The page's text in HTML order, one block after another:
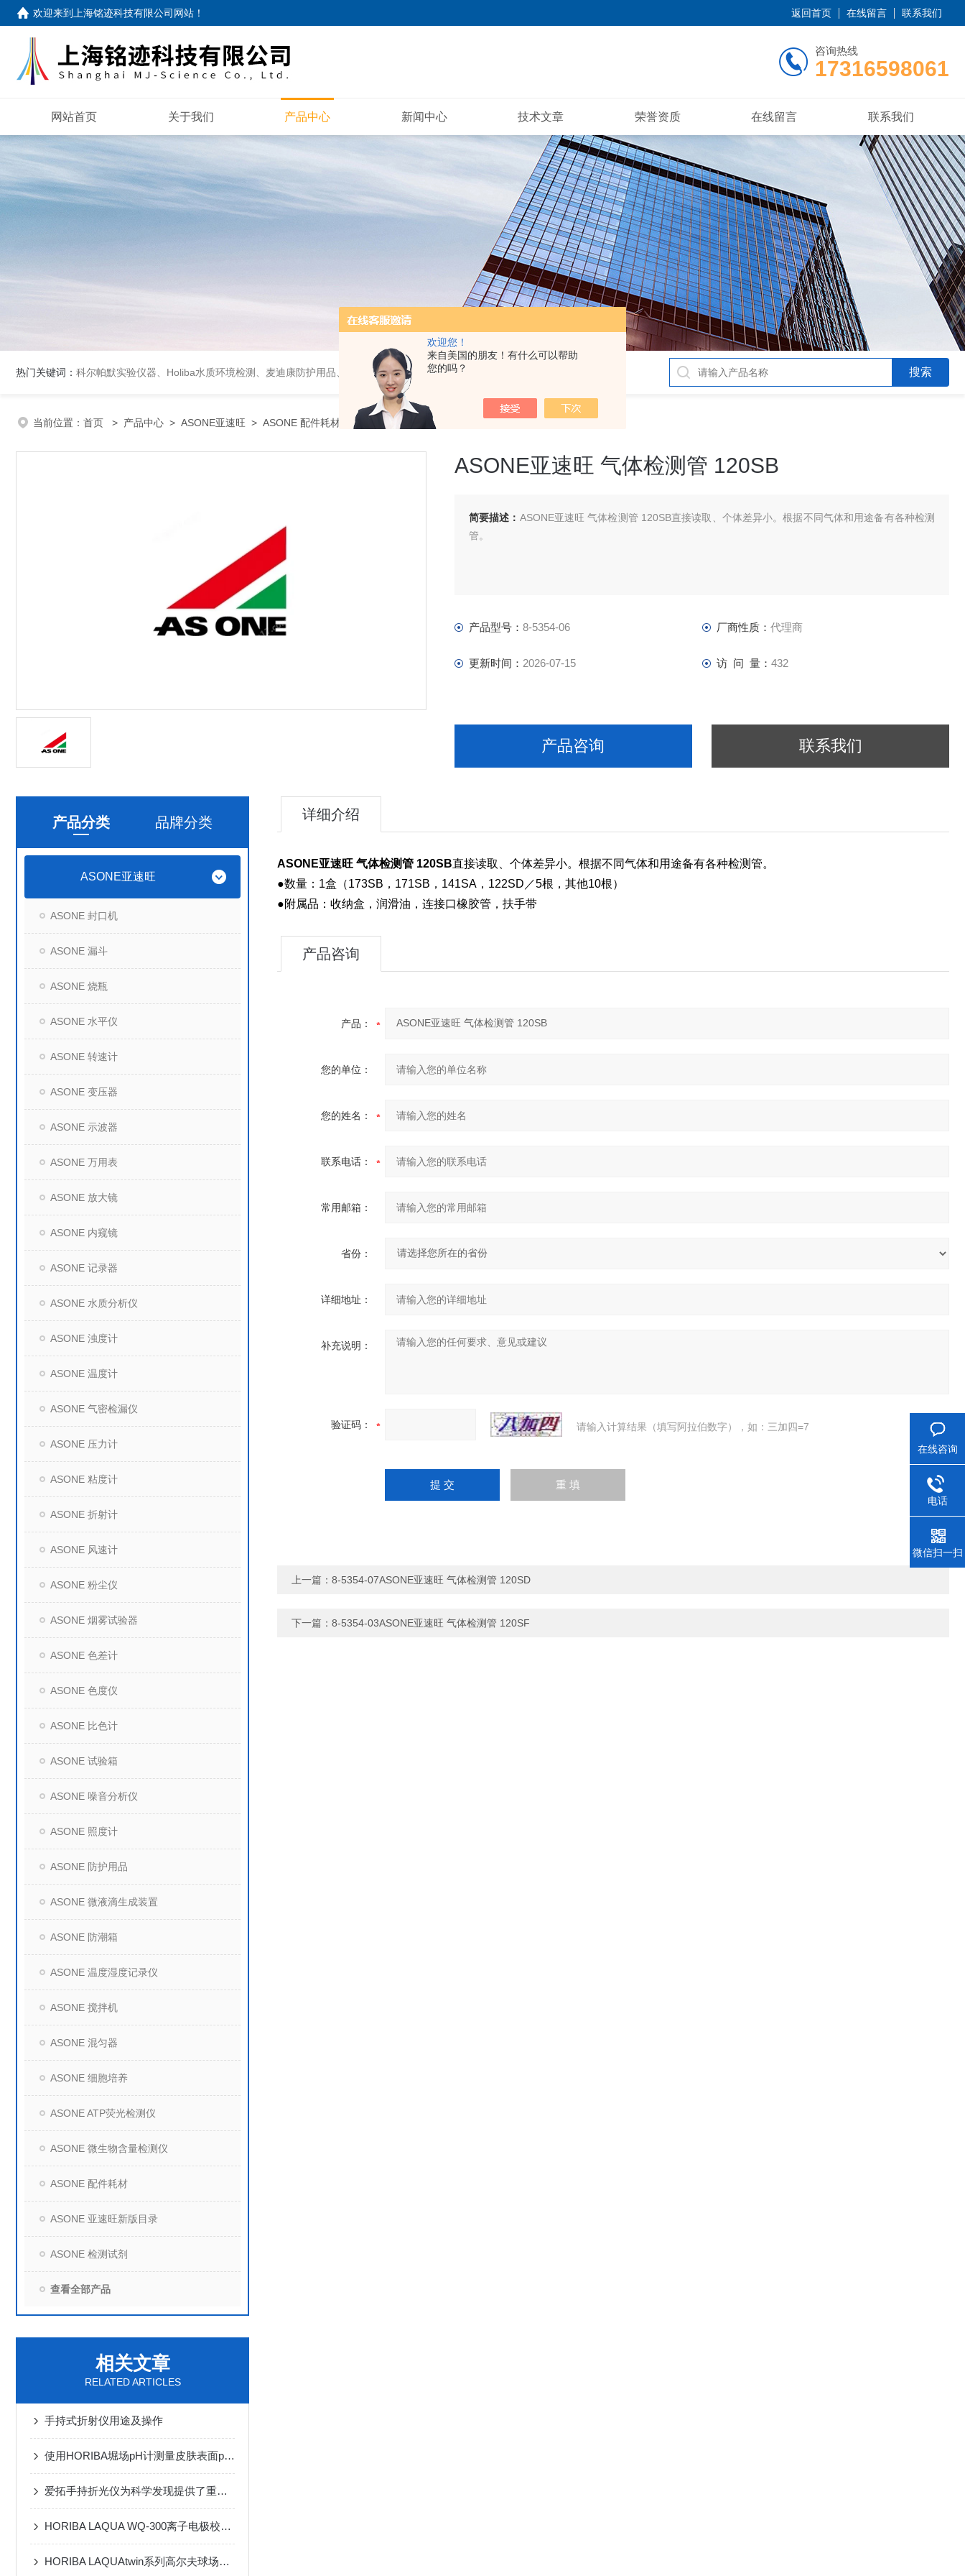
欢迎您！
来自美国的朋友！有什么可以帮助
您的吗？
欢迎来到 上海铭迹科技有限公司网站 ！ 返回首页 在线留言 联系我们
咨询热线
17316598061
网站首页 关于我们 产品中心 新闻中心 技术文章 荣誉资质 在线留言 联系我们
热门关键词： 科尔帕默实验仪器、Holiba水质环境检测、麦迪康防护用品、wiggens实验仪器，摇床、磁力搅拌器，电子天平
当前位置： 首页 > 产品中心 > ASONE亚速旺 > ASONE 配件耗材 > 8-5354-06ASONE亚速旺 气体检测管 120SB
ASONE亚速旺 气体检测管 120SB
简要描述： ASONE亚速旺 气体检测管 120SB直接读取、个体差异小。根据不同气体和用途备有各种检测
管。
产品型号： 8-5354-06 厂商性质： 代理商
更新时间： 2026-07-15 访 问 量： 432
产品咨询 联系我们
产品分类 品牌分类
ASONE亚速旺
ASONE 封口机
ASONE 漏斗
ASONE 烧瓶
ASONE 水平仪
ASONE 转速计
ASONE 变压器
ASONE 示波器
ASONE 万用表
ASONE 放大镜
ASONE 内窥镜
ASONE 记录器
ASONE 水质分析仪
ASONE 浊度计
ASONE 温度计
ASONE 气密检漏仪
ASONE 压力计
ASONE 粘度计
ASONE 折射计
ASONE 风速计
ASONE 粉尘仪
ASONE 烟雾试验器
ASONE 色差计
ASONE 色度仪
ASONE 比色计
ASONE 试验箱
ASONE 噪音分析仪
ASONE 照度计
ASONE 防护用品
ASONE 微液滴生成装置
ASONE 防潮箱
ASONE 温度湿度记录仪
ASONE 搅拌机
ASONE 混匀器
ASONE 细胞培养
ASONE ATP荧光检测仪
ASONE 微生物含量检测仪
ASONE 配件耗材
ASONE 亚速旺新版目录
ASONE 检测试剂
查看全部产品
相关文章
RELATED ARTICLES
手持式折射仪用途及操作
使用HORIBA堀场pH计测量皮肤表面pH值
爱拓手持折光仪为科学发现提供了重要支撑
HORIBA LAQUA WQ-300离子电极校准操作指南：6步高效通关清单
HORIBA LAQUAtwin系列高尔夫球场草坪管理实践
详细介绍
ASONE亚速旺 气体检测管 120SB直接读取、个体差异小。根据不同气体和用途备有各种检测管。
●数量：1盒（173SB，171SB，141SA，122SD／5根，其他10根）
●附属品：收纳盒，润滑油，连接口橡胶管，扶手带
产品咨询
产品：
您的单位：
您的姓名：
联系电话：
常用邮箱：
省份：
详细地址：
补充说明：
验证码： 请输入计算结果（填写阿拉伯数字），如：三加四=7
上一篇： 8-5354-07ASONE亚速旺 气体检测管 120SD
下一篇： 8-5354-03ASONE亚速旺 气体检测管 120SF
在线咨询
电话
微信扫一扫